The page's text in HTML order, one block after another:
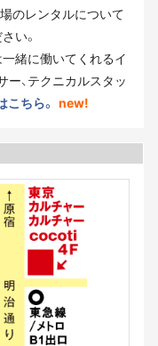
場のレンタルについて
い。
緒に働いてくれるイ
ー、テクニカルスタッ
こちら。 new!